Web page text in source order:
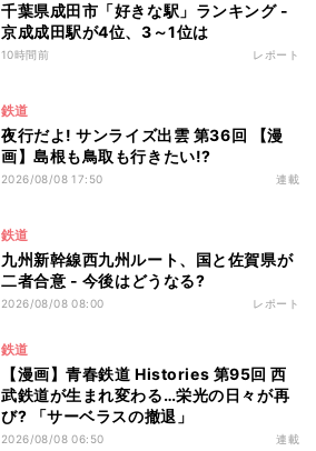
千葉県成田市「好きな駅」ランキング -
京成成田駅が4位、3～1位は
10時間前 レポート
鉄道
夜行だよ! サンライズ出雲 第36回 【漫
画】島根も鳥取も行きたい!?
2026/08/08 17:50 連載
鉄道
九州新幹線西九州ルート、国と佐賀県が
二者合意 - 今後はどうなる?
2026/08/08 08:00 レポート
鉄道
【漫画】青春鉄道 Histories 第95回 西
武鉄道が生まれ変わる…栄光の日々が再
び? 「サーベラスの撤退」
2026/08/08 06:50 連載